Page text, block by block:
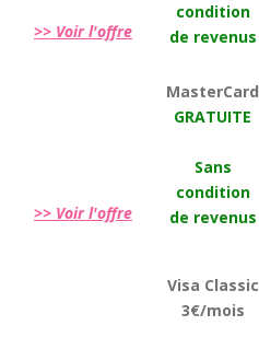
>> Voir l'offre
condition
de revenus
>> Voir l'offre
MasterCard
GRATUITE
Sans
condition
de revenus
Visa Classic
3€/mois